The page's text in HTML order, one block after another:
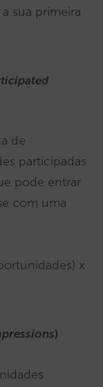
sua primeira
de
participadas
pode entrar
com uma
x
)